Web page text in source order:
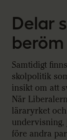
Delar
beröm
Samtidigt
skolpolitik
insikt om att
När
läraryrket
undervisning,
före andra